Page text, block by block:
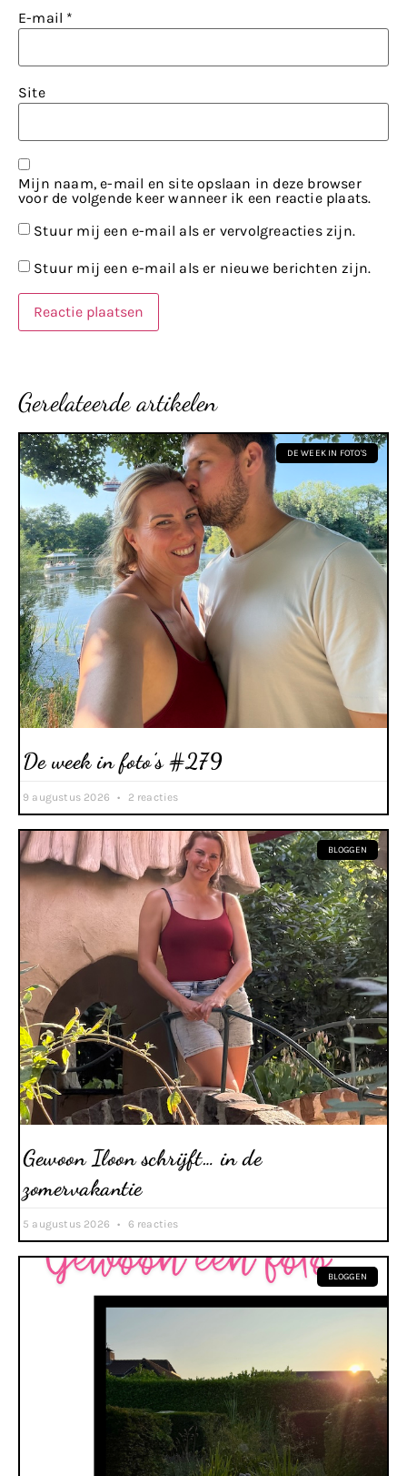
E-mail *
Site
Mijn naam, e-mail en site opslaan in deze browser
voor de volgende keer wanneer ik een reactie plaats.
Stuur mij een e-mail als er vervolgreacties zijn.
Stuur mij een e-mail als er nieuwe berichten zijn.
Gerelateerde artikelen
DE WEEK IN FOTO'S
De week in foto’s #279
9 augustus 2026 2 reacties
BLOGGEN
Gewoon Iloon schrijft… in de
zomervakantie
5 augustus 2026 6 reacties
BLOGGEN